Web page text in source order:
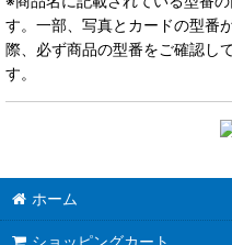
す。一部、写真とカードの型番
際、必ず商品の型番をご確認し
す。
ホーム